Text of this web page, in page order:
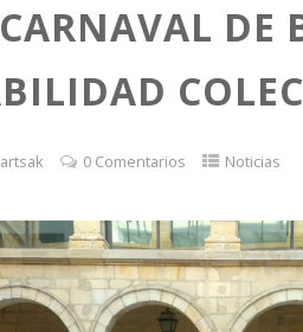
DE
0 Comentarios Noticias